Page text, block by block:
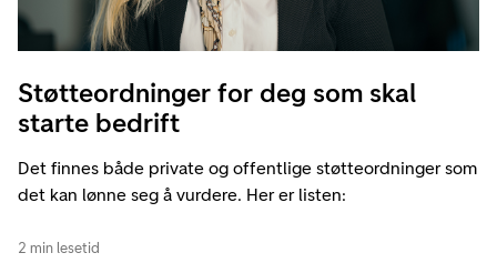
Støtteordninger for deg som skal
starte bedrift
Det finnes både private og offentlige støtteordninger som
det kan lønne seg å vurdere. Her er listen:
2 min lesetid